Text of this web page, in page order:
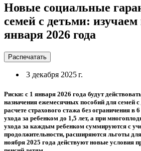
Новые социальные
семей с детьми: изучаем
января 2026 года
Распечатать
3 декабря 2025 г.
Риски: с 1 января 2026 года будут
назначения ежемесячных пособий для семей
расчете страхового стажа без ограничения
ухода за ребенком до 1,5 лет, а при
ухода за каждым ребенком суммируются с
продолжительности, расширяются льготы
ноября 2025 года действуют новые условия